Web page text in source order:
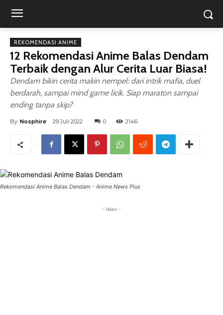
REKOMENDASI ANIME
12 Rekomendasi Anime Balas Dendam
Terbaik dengan Alur Cerita Luar Biasa!
Dendam bikin cerita makin nempel: dari intrik mafia, duel
berdarah, sampai mind game licik. Siap maraton sampai
ending tanpa skip?
By Nosphire 29 Juli 2022 0 2146
Rekomendasi Anime Balas Dendam - Anime News Plus
- Iklan -